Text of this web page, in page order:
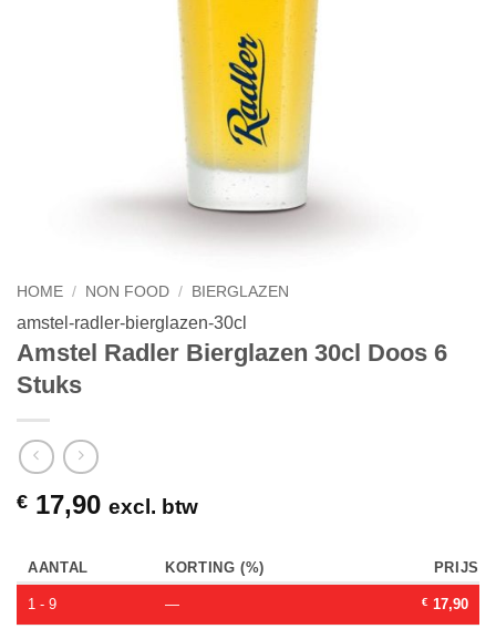
HOME / NON FOOD / BIERGLAZEN
amstel-radler-bierglazen-30cl
Amstel Radler Bierglazen 30cl Doos 6
Stuks
€ 17,90 excl. btw
AANTAL KORTING (%) PRIJS
1 - 9 — € 17,90